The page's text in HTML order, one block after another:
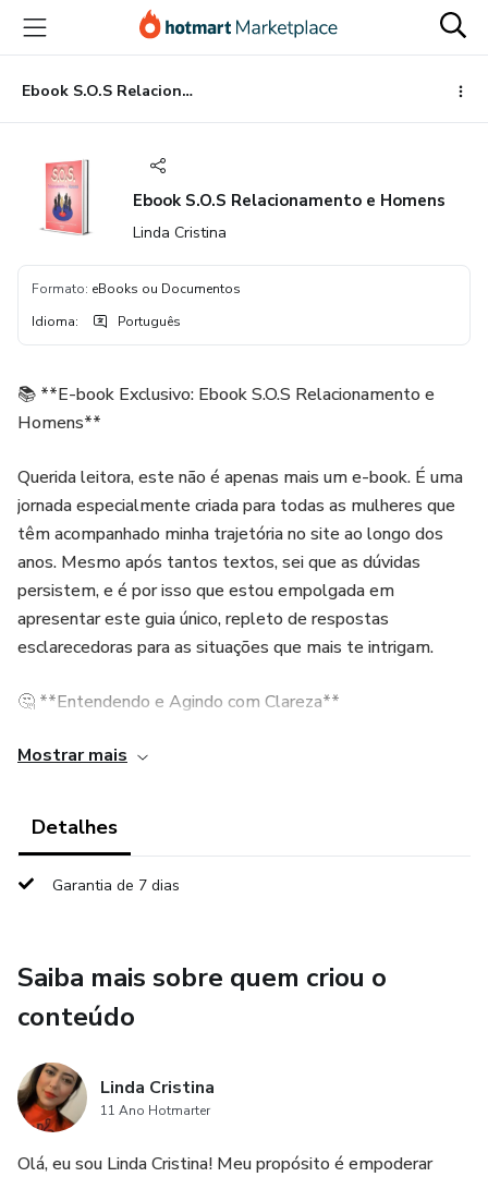
para
conteúdo
principal
para
pagamento
para
rodapé
Ebook S.O.S Relacionamento e Homens
Ebook S.O.S Relacionamento e Homens
Linda Cristina
Formato: eBooks ou Documentos
Idioma: Português
📚 **E-book Exclusivo: Ebook S.O.S Relacionamento e
Homens**
Querida leitora, este não é apenas mais um e-book. É uma
jornada especialmente criada para todas as mulheres que
têm acompanhado minha trajetória no site ao longo dos
anos. Mesmo após tantos textos, sei que as dúvidas
persistem, e é por isso que estou empolgada em
apresentar este guia único, repleto de respostas
esclarecedoras para as situações que mais te intrigam.
🤔 **Entendendo e Agindo com Clareza**
Ao compilar as perguntas mais buscadas, cada resposta é
principalmente, entender suas próprias emoções é a chave
Além da coletânea, decidi incluir os posts mais populares
do site, transformando este e-book em seu guia de bolso
ou para uma pausa mental, o e-book S.O.S. está aqui para
te acompanhar.
Mostrar mais
Detalhes
Garantia de 7 dias
Saiba mais sobre quem criou o
conteúdo
Linda Cristina
11 Ano Hotmarter
Olá, eu sou Linda Cristina! Meu propósito é empoderar